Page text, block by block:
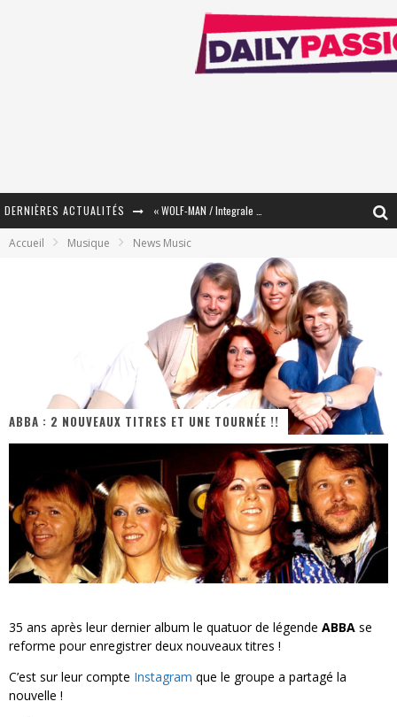
DERNIÈRES ACTUALITÉS
« Mon Village Révolté » - Combattre un Projet !
« Le Béton et le Bambou / Propositions pour Mayotte et le Monde. » - Améliorations !
Star Fox
PsyRiver 2026 : la magie revient sur les rives de l’Aar
« MOFUSAND / Parler Japonais » – Des Expressions Pratiques !
« Dr Wertham / L’homme qui étudia les tueurs en série » - Un Métier à Risque !
Assassin's Creed Black Flag Resynced
« Le Vent dand les Saules » - Une Belle Histoire !
« Damn Them All » - Un duo de Choc !
Accueil Musique News Music
ABBA : 2 NOUVEAUX TITRES ET UNE TOURNÉE !!
35 ans après leur dernier album le quatuor de légende ABBA se
reforme pour enregistrer deux nouveaux titres !
C’est sur leur compte Instagram que le groupe a partagé la
nouvelle !